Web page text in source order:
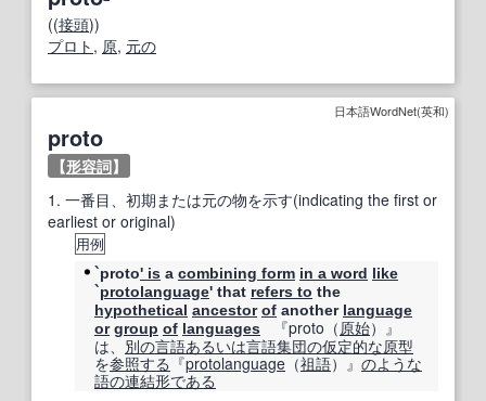
((接頭))
プロト , 原, 元の
日本語WordNet(英和)
proto
【形容詞】
1. 一番目、初期または元の物を示す(indicating the first or
earliest or original)
用例
`proto' is a combining form in a word like
`protolanguage' that refers to the
hypothetical ancestor of another language
or group of languages 『proto（原始）』
は、 別の言語あるいは言語集団の仮定的な原型
を参照する 『protolanguage （祖語）』 のような
語の連結形である